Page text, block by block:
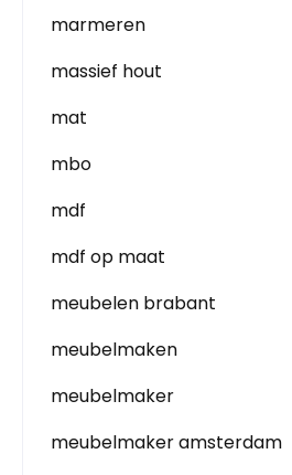
marmeren
massief hout
mat
mbo
mdf
mdf op maat
meubelen brabant
meubelmaken
meubelmaker
meubelmaker amsterdam